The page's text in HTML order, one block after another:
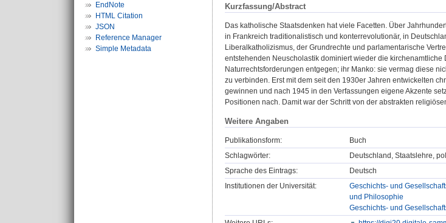
EndNote
HTML Citation
JSON
Reference Manager
Simple Metadata
Kurzfassung/Abstract
Das katholische Staatsdenken hat viele Facetten. Über
in Frankreich traditionalistisch und konterrevolutionär, in
Liberalkatholizismus, der Grundrechte und parlamentarische
entstehenden Neuscholastik dominiert wieder die
Naturrechtsforderungen entgegen; ihr Manko: sie vermag diese
zu verbinden. Erst mit dem seit den 1930er Jahren entwickelten
gewinnen und nach 1945 in den Verfassungen eigene Akzente
Positionen nach. Damit war der Schritt von der abstrakten
Weitere Angaben
Publikationsform:
Buch
Schlagwörter:
Deutschland, Staatslehre,
Sprache des Eintrags:
Deutsch
Institutionen der Universität:
Geschichts- und
und Philosophie
Geschichts- und